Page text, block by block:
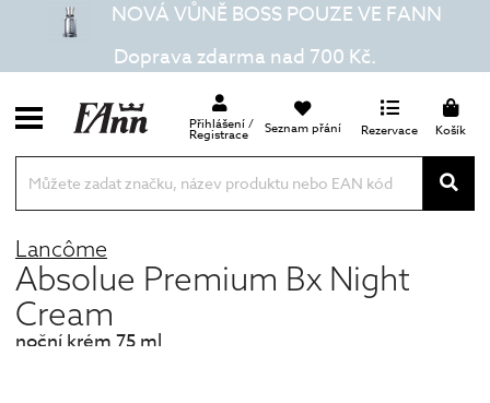
NOVÁ VŮNĚ BOSS POUZE VE FANN
Doprava zdarma nad 700 Kč.
Přihlášení /
Registrace Seznam přání Rezervace Košík
Lancôme
Absolue Premium Bx Night
Cream
noční krém 75 ml